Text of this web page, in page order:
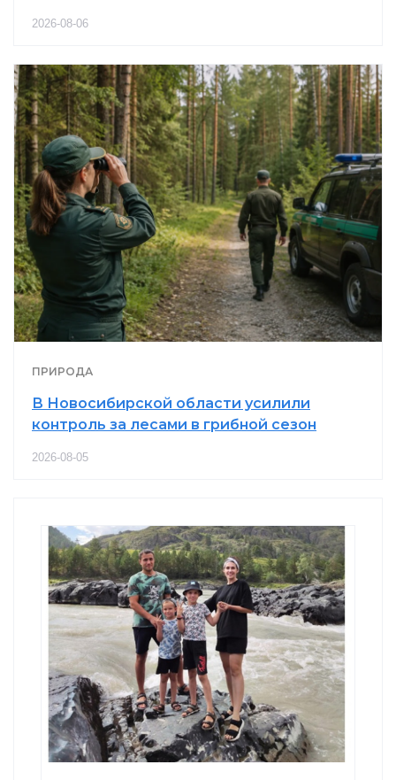
2026-08-06
ПРИРОДА
В Новосибирской области усилили
контроль за лесами в грибной сезон
2026-08-05